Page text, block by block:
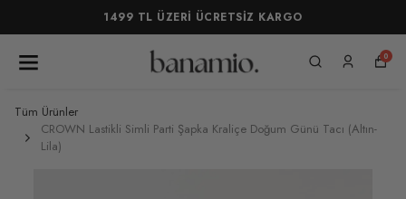
1499 TL ÜZERİ ÜCRETSİZ KARGO
0
Tüm Ürünler
CROWN Lastikli Simli Parti Şapka Kraliçe Doğum Günü Tacı (Altın-
Lila)